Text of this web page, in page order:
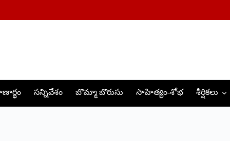
సన్నివేశం బొమ్మా బొరుసు సాహిత్యం-శోభ శీర్షికలు